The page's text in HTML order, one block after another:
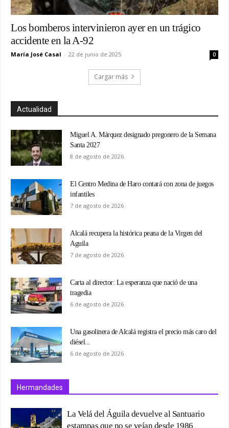
Los bomberos intervinieron ayer en un trágico
accidente en la A-92
María José Casal - 22 de junio de 2025 0
Cargar más
Actualidad
Miguel A. Márquez designado pregonero de la Semana
Santa 2027
8 de agosto de 2026
El Centro Medina de Haro contará con zona de juegos
infantiles
7 de agosto de 2026
Alcalá recupera la histórica peana de la Virgen del
Aguila
7 de agosto de 2026
Carta al director: La esperanza que nació de una
tragedia
6 de agosto de 2026
Una gasolinera de Alcalá registra el precio más caro del
diésel...
6 de agosto de 2026
Hermandades
La Velá del Águila devuelve al Santuario
estampas que no se veían desde 1986